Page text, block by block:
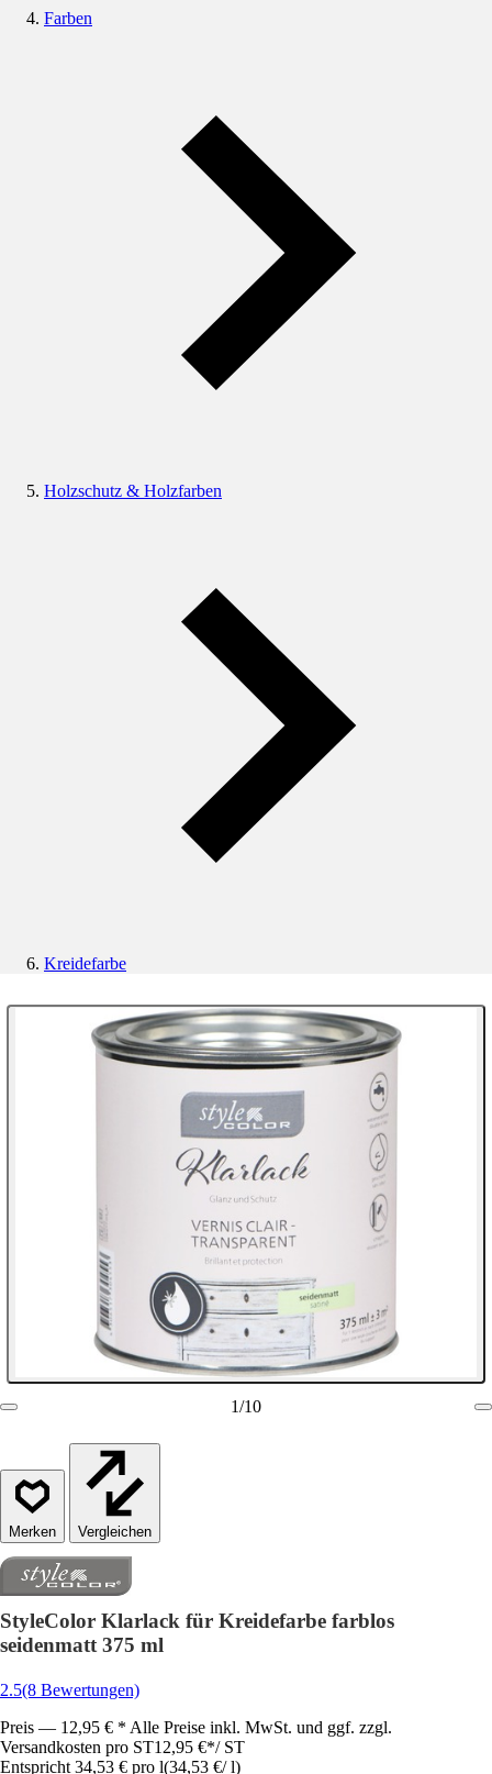
Farben
Holzschutz & Holzfarben
Kreidefarbe
1/10
Vergleichen
StyleColor Klarlack für Kreidefarbe farblos
seidenmatt 375 ml
2.5(8 Bewertungen)
Preis — 12,95 € * Alle Preise inkl. MwSt. und ggf. zzgl.
Versandkosten pro ST12,95 €*/ ST
Entspricht 34,53 € pro l(34,53 €/ l)